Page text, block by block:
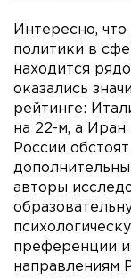
Интересно,
политики в
находится
оказались
рейтинге:
на 22-м, а
России
авторы
преференции и
направлениям